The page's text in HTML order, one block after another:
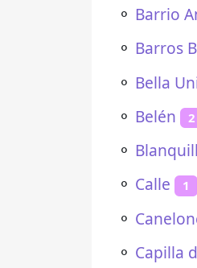
⚬ Barrio
⚬ Barros
⚬ Bella
⚬ Belén 2
⚬
⚬ Calle 1
⚬
⚬ Capilla